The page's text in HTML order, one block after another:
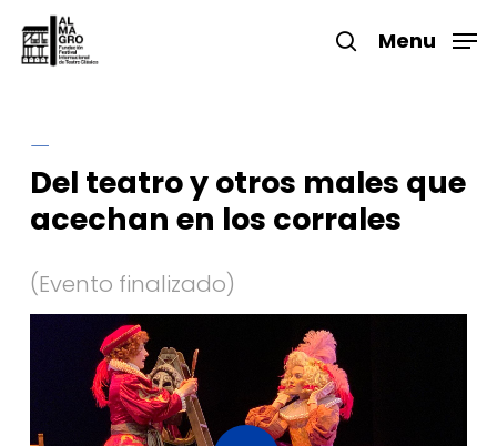
main
search
Menu
Del teatro y otros males que
acechan en los corrales
Play Video
Play Video